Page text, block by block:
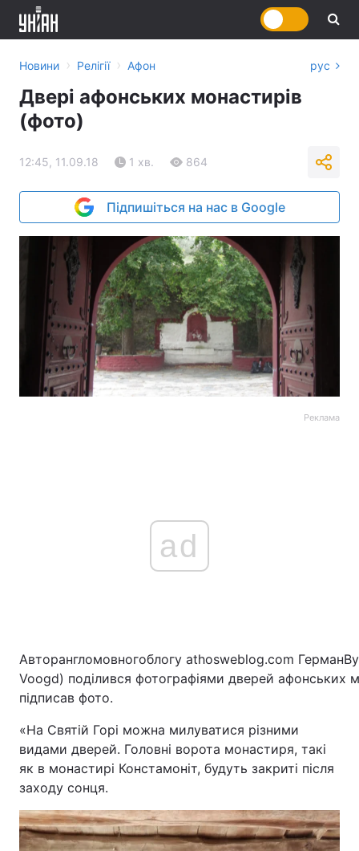
Головна
Україна Політика
Новини › Релігії › Афон рус
Двері афонських монастирів
(фото)
12:45, 11.09.18 1 хв. 864
Підпишіться на нас в Google
Реклама
ad
Авторангломовногоблогу athosweblog.com Герман
Voogd) поділився фотографіями дверей афонських
підписав фото.
«На Святій Горі можна милуватися різними
видами дверей. Головні ворота монастиря, такі
як в монастирі Констамоніт, будуть закриті після
заходу сонця.